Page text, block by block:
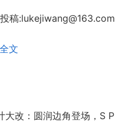
投稿:lukejiwang@163.com
文
改：圆润边角登场，S P